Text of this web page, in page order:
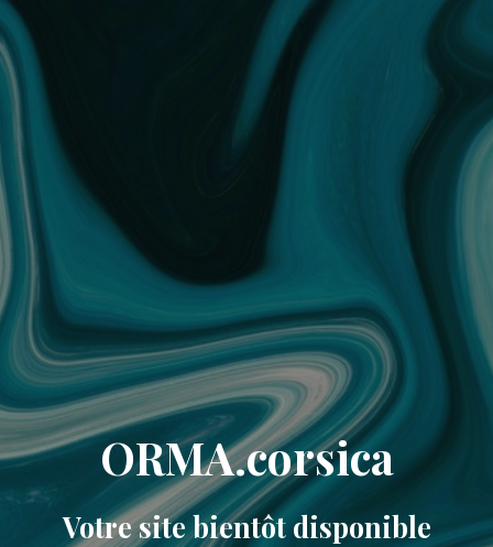
ORMA.corsica
Votre site bientôt disponible